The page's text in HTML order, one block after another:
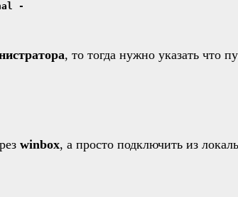
-
, то тогда нужно указать что
winbox, а просто подключить из